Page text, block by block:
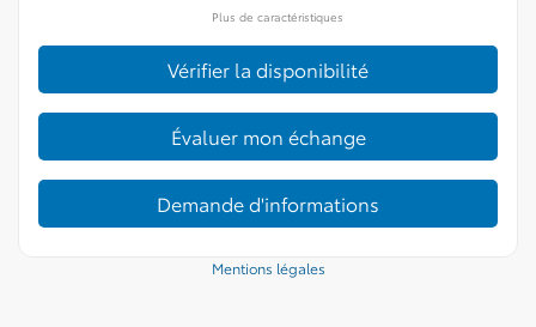
Plus de caractéristiques
Vérifier la disponibilité
Évaluer mon échange
Demande d'informations
Mentions légales